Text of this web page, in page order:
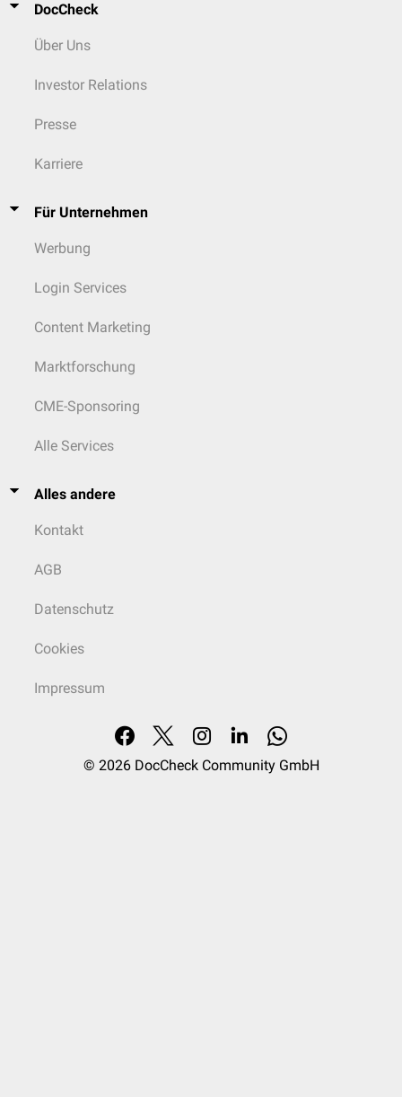
DocCheck
Über Uns
Investor Relations
Presse
Karriere
Für Unternehmen
Werbung
Login Services
Content Marketing
Marktforschung
CME-Sponsoring
Alle Services
Alles andere
Kontakt
AGB
Datenschutz
Cookies
Impressum
© 2026 DocCheck Community GmbH